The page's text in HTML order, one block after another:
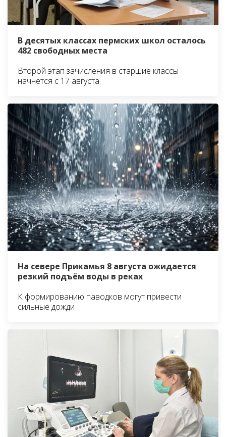
В десятых классах пермских школ осталось
482 свободных места
Второй этап зачисления в старшие классы
начнётся с 17 августа
На севере Прикамья 8 августа ожидается
резкий подъём воды в реках
К формированию паводков могут привести
сильные дожди